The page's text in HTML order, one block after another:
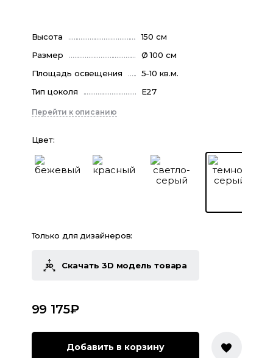
Высота
150 см
Размер
Ø 100 см
Площадь освещения
5-10 кв.м.
Тип цоколя
E27
Перейти к описанию
Цвет:
Только для дизайнеров:
Скачать 3D модель товара
99 175₽
Добавить в корзину